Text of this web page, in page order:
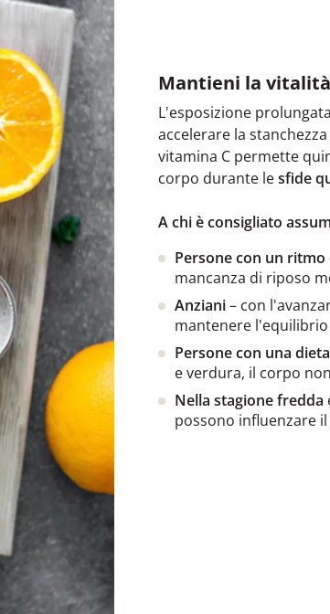
Mantieni la
L'esposizione
accelerare la
vitamina C permette
corpo durante lesfide
A chi è consigliato
Persone con un
mancanza di riposo
Anziani– con
mantenere
Persone con una
e verdura, il corpo
Nella stagione fredda
possono influenzare